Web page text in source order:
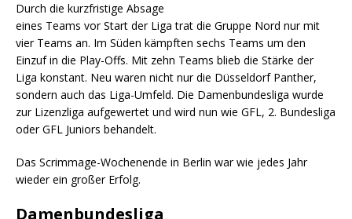
Durch die kurzfristige Absage
eines Teams vor Start der Liga trat die Gruppe Nord nur mit
vier Teams an. Im Süden kämpften sechs Teams um den
Einzuf in die Play-Offs. Mit zehn Teams blieb die Stärke der
Liga konstant. Neu waren nicht nur die Düsseldorf Panther,
sondern auch das Liga-Umfeld. Die Damenbundesliga wurde
zur Lizenzliga aufgewertet und wird nun wie GFL, 2. Bundesliga
oder GFL Juniors behandelt.
Das Scrimmage-Wochenende in Berlin war wie jedes Jahr
wieder ein großer Erfolg.
Damenbundesliga